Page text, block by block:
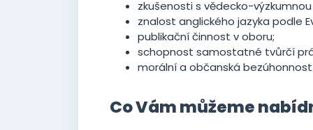
zkušenosti s vědecko-
znalost anglického jazyka podle
publikační činnost v oboru;
schopnost samostatné tvůrčí
morální a občanská
Co Vám můžeme